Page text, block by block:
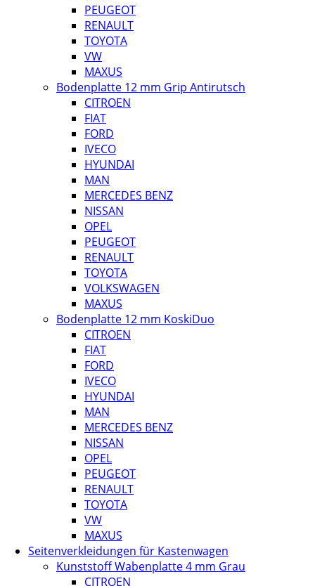
PEUGEOT
RENAULT
TOYOTA
VW
MAXUS
Bodenplatte 12 mm Grip Antirutsch
CITROEN
FIAT
FORD
IVECO
HYUNDAI
MAN
MERCEDES BENZ
NISSAN
OPEL
PEUGEOT
RENAULT
TOYOTA
VOLKSWAGEN
MAXUS
Bodenplatte 12 mm KoskiDuo
CITROEN
FIAT
FORD
IVECO
HYUNDAI
MAN
MERCEDES BENZ
NISSAN
OPEL
PEUGEOT
RENAULT
TOYOTA
VW
MAXUS
Seitenverkleidungen für Kastenwagen
Kunststoff Wabenplatte 4 mm Grau
CITROEN